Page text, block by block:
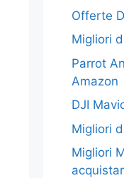
Offerte
Migliori
Parrot
Amazon
DJI
Migliori
Migliori